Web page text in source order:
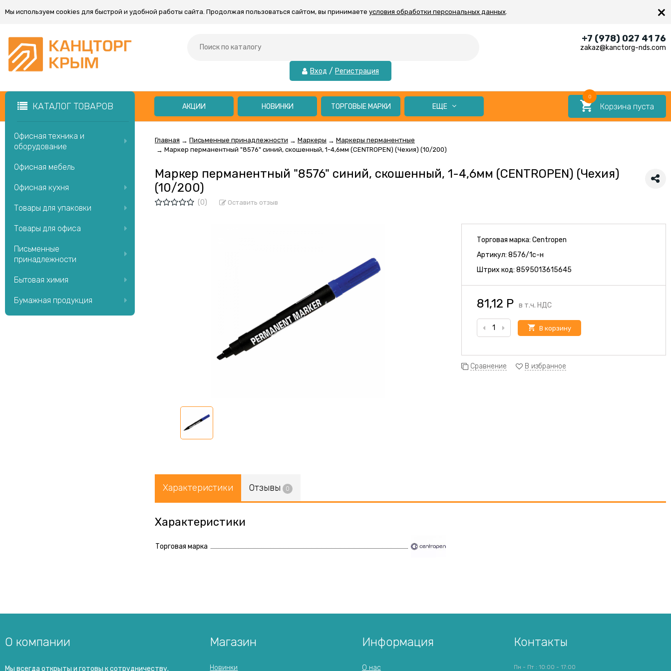
Мы используем cookies для быстрой и удобной работы сайта. Продолжая пользоваться сайтом, вы принимаете условия обработки персональных данных. ×
Вход / Регистрация
+7 (978) 027 41 76
zakaz@kanctorg-nds.com
КАТАЛОГ ТОВАРОВ Корзина пуста
0
АКЦИИ НОВИНКИ ТОРГОВЫЕ МАРКИ ЕЩЕ
Главная → Письменные принадлежности → Маркеры → Маркеры перманентные
→ Маркер перманентный "8576" синий, скошенный, 1-4,6мм (CENTROPEN) (Чехия) (10/200)
Маркер перманентный "8576" синий, скошенный, 1-4,6мм (CENTROPEN) (Чехия)
(10/200)
(0) Оставить отзыв
Торговая марка:Centropen
Артикул:8576/1с-н
Штрих код:8595013615645
81,12 Р в т.ч. НДС
В корзину
Сравнение В избранное
Характеристики Отзывы 0
Характеристики
Торговая марка
Офисная техника и
оборудование
Офисная мебель
Офисная кухня
Товары для упаковки
Товары для офиса
Письменные
принадлежности
Бытовая химия
Бумажная продукция
О компании
Мы всегда открыты и готовы к сотрудничеству.
Магазин
Новинки
Информация
О нас
Контакты
Пн - Пт : 10:00 - 17:00